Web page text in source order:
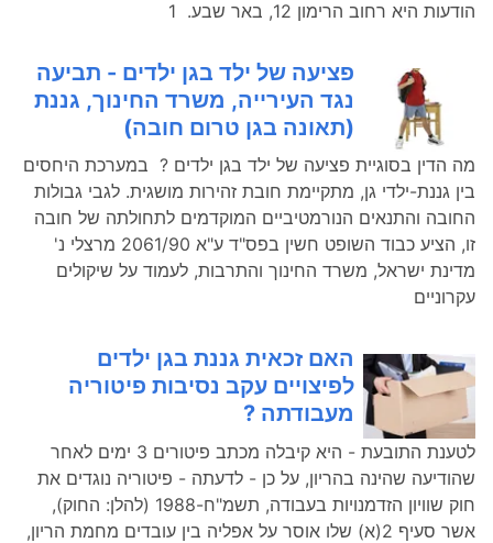
הודעות היא רחוב הרימון 12, באר שבע. 1
פציעה של ילד בגן ילדים - תביעה
נגד העירייה, משרד החינוך, גננת
(תאונה בגן טרום חובה)
מה הדין בסוגיית פציעה של ילד בגן ילדים ? במערכת היחסים
בין גננת-ילדי גן, מתקיימת חובת זהירות מושגית. לגבי גבולות
החובה והתנאים הנורמטיביים המוקדמים לתחולתה של חובה
זו, הציע כבוד השופט חשין בפס"ד ע"א 2061/90 מרצלי נ'
מדינת ישראל, משרד החינוך והתרבות, לעמוד על שיקולים
עקרוניים
האם זכאית גננת בגן ילדים
לפיצויים עקב נסיבות פיטוריה
מעבודתה ?
לטענת התובעת - היא קיבלה מכתב פיטורים 3 ימים לאחר
שהודיעה שהינה בהריון, על כן - לדעתה - פיטוריה נוגדים את
חוק שוויון הזדמנויות בעבודה, תשמ"ח-1988 (להלן: החוק),
אשר סעיף 2(א) שלו אוסר על אפליה בין עובדים מחמת הריון,